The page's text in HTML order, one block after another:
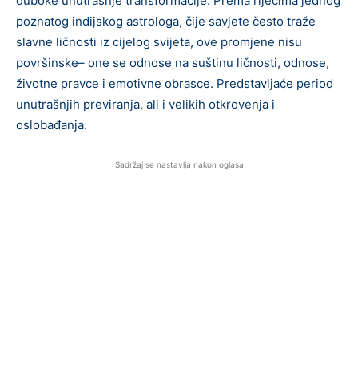
poznatog indijskog astrologa, čije savjete često traže
slavne ličnosti iz cijelog svijeta, ove promjene nisu
površinske– one se odnose na suštinu ličnosti, odnose,
životne pravce i emotivne obrasce. Predstavljaće period
unutrašnjih previranja, ali i velikih otkrovenja i
oslobađanja.
Sadržaj se nastavlja nakon oglasa